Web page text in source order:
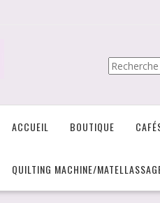
Recherche
pour :
ACCUEIL BOUTIQUE
QUILTING MACHINE/